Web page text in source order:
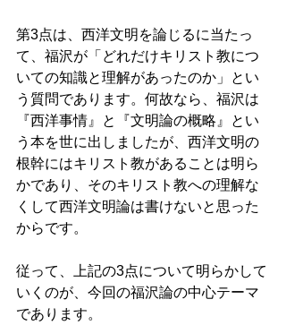
第3点は、西洋文明を論じるに当たっ
て、福沢が「どれだけキリスト教につ
いての知識と理解があったのか」とい
う質問であります。何故なら、福沢は
『西洋事情』と『文明論の概略』とい
う本を世に出しましたが、西洋文明の
根幹にはキリスト教があることは明ら
かであり、そのキリスト教への理解な
くして西洋文明論は書けないと思った
からです。
従って、上記の3点について明らかして
いくのが、今回の福沢論の中心テーマ
であります。